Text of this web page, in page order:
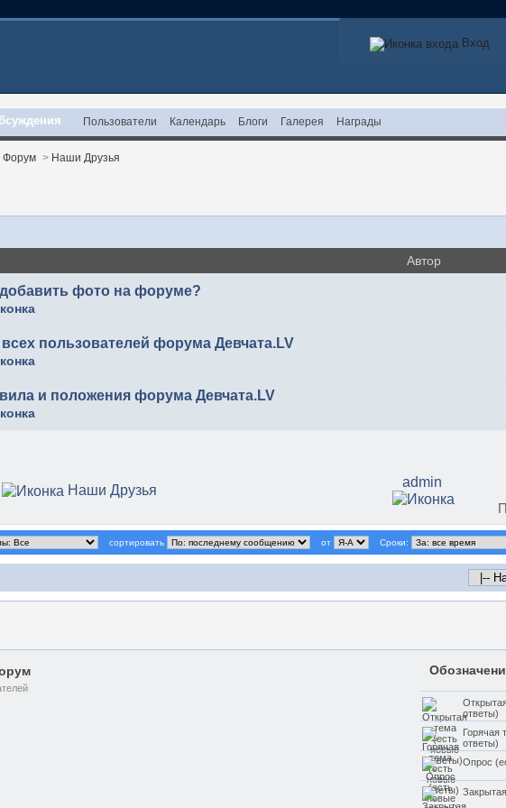
Вход
Пользователи Календарь Блоги Галерея Награды
> Наши Друзья
Автор
добавить фото на форуме?
пользователей форума Девчата.LV
и положения форума Девчата.LV
Наши Друзья
admin
сортировать от Сроки:
ответы)
Горячая
ответы)
Опрос